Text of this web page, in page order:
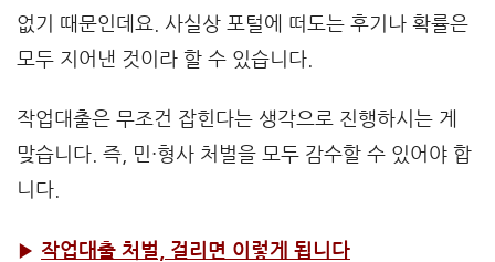
없기 때문인데요. 사실상 포털에 떠도는 후기나 확률은
모두 지어낸 것이라 할 수 있습니다.
작업대출은 무조건 잡힌다는 생각으로 진행하시는 게
맞습니다. 즉, 민·형사 처벌을 모두 감수할 수 있어야 합
니다.
▶ 작업대출 처벌, 걸리면 이렇게 됩니다